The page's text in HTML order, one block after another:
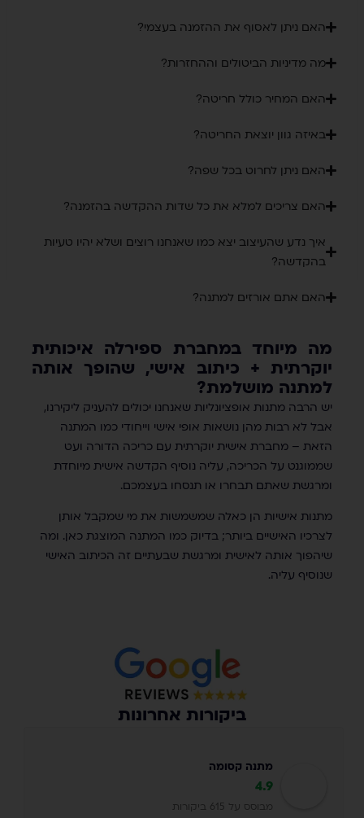
האם ניתן לאסוף את ההזמנה בעצמי?
מה מדיניות הביטולים וההחזרות?
האם המחיר כולל חריטה?
באיזה גוון יוצאת החריטה?
האם ניתן לחרוט בכל שפה?
האם צריכים למלא את כל שדות ההקדשה בהזמנה?
איך נדע שהעיצוב יצא כמו שאנחנו רוצים ושלא יהיו טעיות
בהקדשה?
האם אתם אורזים למתנה?
מה מיוחד במחברת ספירלה איכותית
יוקרתית + כיתוב אישי, שהופך אותה
למתנה מושלמת?
יש הרבה מתנות אופציונליות שאנחנו יכולים להעניק ליקירנו,
אבל לא רבות מהן נושאות אופי אישי וייחודי כמו המתנה
הזאת – מחברת אישית יוקרתית עם כריכה הדורה ועט
שממוגנט על הכריכה, עליה נוסיף הקדשה אישית מיוחדת
ומרגשת שאתם תבחרו או תנסחו בעצמכם.
מתנות אישיות הן כאלה שמשמשות את מי שמקבל אותן
לצרכיו האישיים ביותר; בדיוק כמו המתנה המוצגת כאן. ומה
שיהפוך אותה לאישית ומרגשת שבעתיים זה הכיתוב האישי
שנוסיף עליה.
ביקורות אחרונות
מתנה קסומה
4.9
מבוסס על 615 ביקורות